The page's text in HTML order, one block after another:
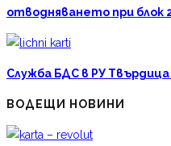
отводняването при блок
Служба БДС в РУ
ВОДЕЩИ НОВИНИ